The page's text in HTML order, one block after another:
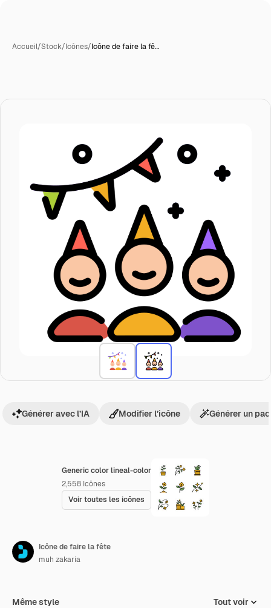
Accueil/Stock/Icônes/Icône de faire la fê…
Generic color lineal-color
2,558 Icônes
Voir toutes les icônes
Générer avec l’IA Modifier l’icône Générer un
Icône de faire la fête
muh zakaria
Même style Tout voir